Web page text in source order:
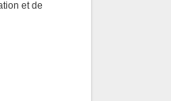
et de